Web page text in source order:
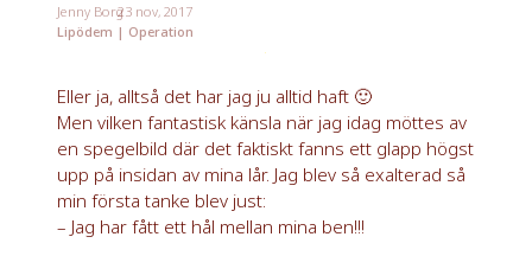
Jenny Borg23 nov, 2017
Lipödem | Operation
Eller ja, alltså det har jag ju alltid haft 🙂
Men vilken fantastisk känsla när jag idag möttes av
en spegelbild där det faktiskt fanns ett glapp högst
upp på insidan av mina lår. Jag blev så exalterad så
min första tanke blev just:
– Jag har fått ett hål mellan mina ben!!!